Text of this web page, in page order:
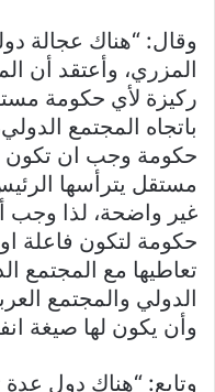
وقال: “هناك عجالة
المزري، وأعتقد أن
ركيزة لأي حكومة
باتجاه المجتمع
حكومة وجب ان تكون
مستقل يترأسها
غير واضحة، لذا وجب
حكومة لتكون فاعلة
تعاطيها مع المجتمع
الدولي والمجتمع
وأن يكون لها صيغة
وتابع: “هناك دول